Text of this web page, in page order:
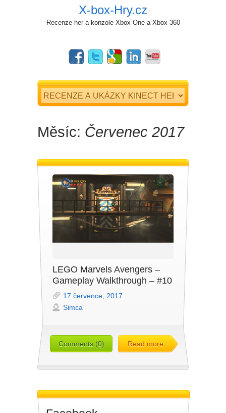
X-box-Hry.cz
Recenze her a konzole Xbox One a Xbox 360
Měsíc: Červenec 2017
LEGO Marvels Avengers –
Gameplay Walkthrough – #10
17 července, 2017
Simca
Comments (0) Read more